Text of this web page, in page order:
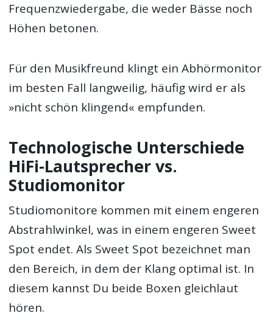
Frequenzwiedergabe, die weder Bässe noch
Höhen betonen.
Für den Musikfreund klingt ein Abhörmonitor
im besten Fall langweilig, häufig wird er als
»nicht schön klingend« empfunden.
Technologische Unterschiede
HiFi-Lautsprecher vs.
Studiomonitor
Studiomonitore kommen mit einem engeren
Abstrahlwinkel, was in einem engeren Sweet
Spot endet. Als Sweet Spot bezeichnet man
den Bereich, in dem der Klang optimal ist. In
diesem kannst Du beide Boxen gleichlaut
hören.